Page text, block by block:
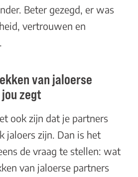
Beter gezegd, er was
vertrouwen en
van jaloerse
zegt
ook zijn dat je partners
jaloers zijn. Dan is het
de vraag te stellen: wat
van jaloerse partners